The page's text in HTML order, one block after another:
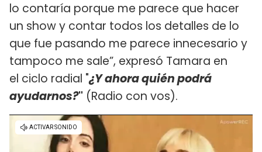
lo contaría porque me parece que hacer
un show y contar todos los detalles de lo
que fue pasando me parece innecesario y
tampoco me sale”, expresó Tamara en
el ciclo radial "¿Y ahora quién podrá
ayudarnos?" (Radio con vos).